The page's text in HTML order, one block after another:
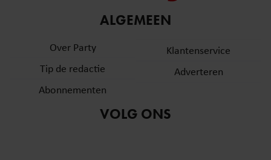
ALGEMEEN
Over Party
Tip de redactie
Abonnementen
Klantenservice
Adverteren
VOLG ONS